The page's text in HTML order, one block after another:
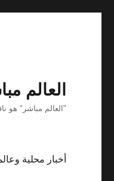
العالم
"العالم مباشر" هو
أخبار محلية